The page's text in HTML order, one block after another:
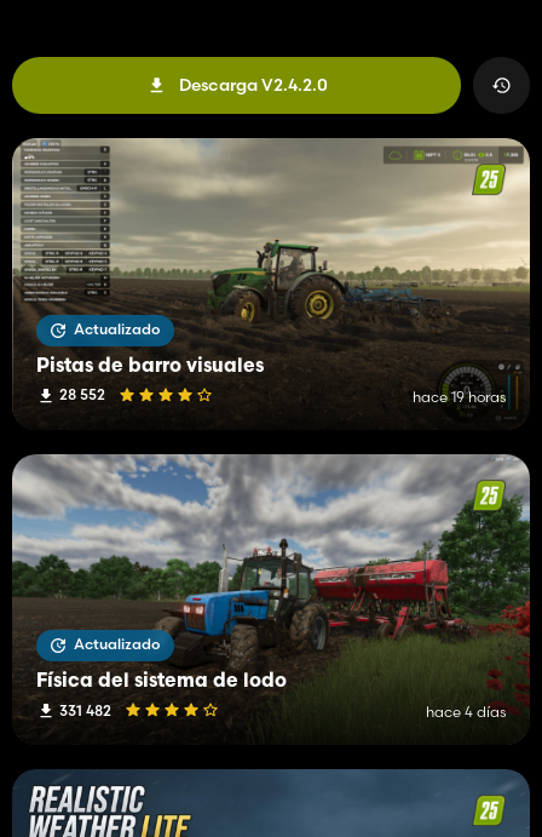
Descarga V2.4.2.0
Actualizado
Pistas de barro visuales
28 552 hace 19 horas
Actualizado
Física del sistema de lodo
331 482 hace 4 días